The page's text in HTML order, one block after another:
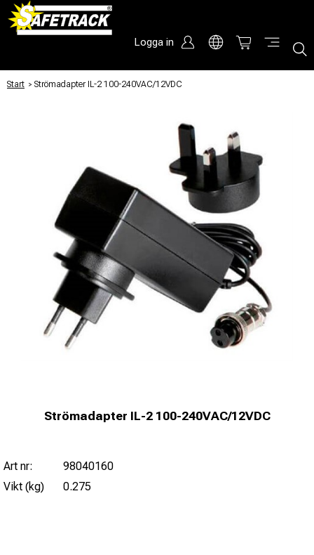
Logga in
Start / Strömadapter IL-2 100-240VAC/12VDC
Strömadapter IL-2 100-240VAC/12VDC
Art nr:
98040160
Vikt (kg)
0.275